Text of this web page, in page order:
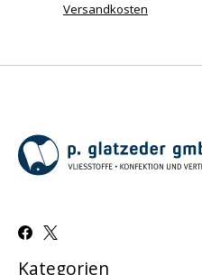
Versandkosten
Kategorien